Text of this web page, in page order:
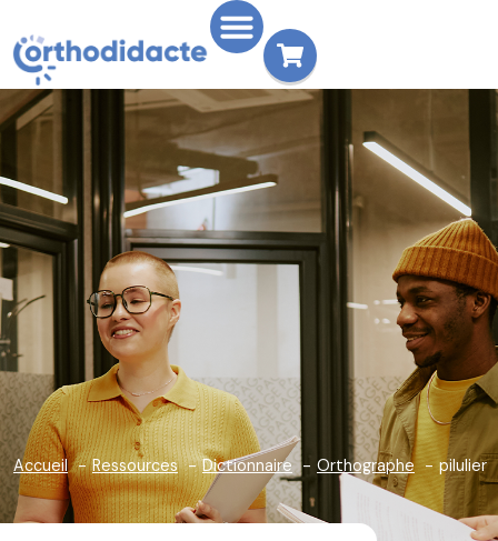
Accueil Ressources Dictionnaire Orthographe pilulier